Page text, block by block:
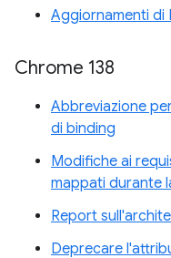
Aggiornamenti di
Chrome 138
Abbreviazione
di binding
Modifiche ai
mappati durante
Report
Deprecare